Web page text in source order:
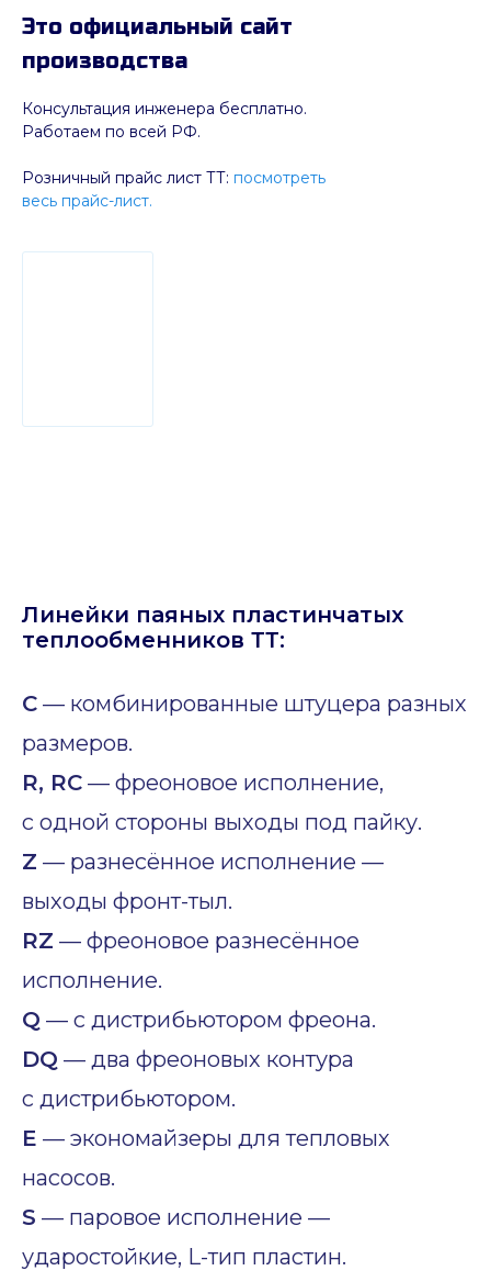
Консультация инженера бесплатно.
Работаем по всей РФ.
Розничный прайс лист ТТ: посмотреть
весь прайс-лист.
Это официальный сайт
производства
Линейки паяных пластинчатых
теплообменников ТТ:
C — комбинированные штуцера разных
размеров.
R, RC — фреоновое исполнение,
с одной стороны выходы под пайку.
Z — разнесённое исполнение —
выходы фронт-тыл.
RZ — фреоновое разнесённое
исполнение.
Q — с дистрибьютором фреона.
DQ — два фреоновых контура
с дистрибьютором.
E — экономайзеры для тепловых
насосов.
S — паровое исполнение —
ударостойкие, L-тип пластин.